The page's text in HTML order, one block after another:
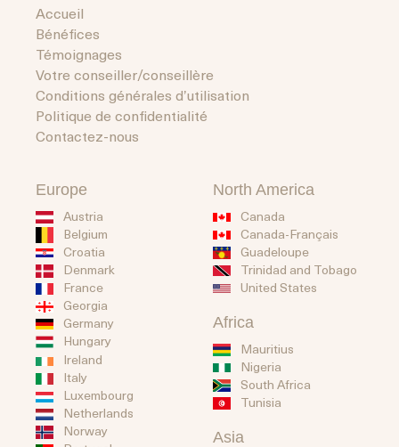
Accueil
Bénéfices
Témoignages
Votre conseiller/conseillère
Conditions générales d’utilisation
Politique de confidentialité
Contactez-nous
Europe
Austria
Belgium
Croatia
Denmark
France
Georgia
Germany
Hungary
Ireland
Italy
Luxembourg
Netherlands
Norway
North America
Canada
Canada-Français
Guadeloupe
Trinidad and Tobago
United States
Africa
Mauritius
Nigeria
South Africa
Tunisia
Asia